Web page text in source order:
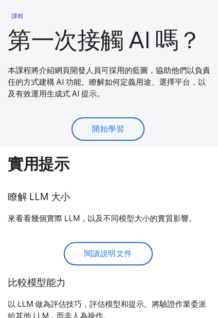
課程
第一次接觸 AI 嗎？
本課程將介紹網頁開發人員可採用的藍圖，協助他們以負責
任的方式建構 AI 功能。瞭解如何定義用途、選擇平台，以
及有效運用生成式 AI 提示。
開始學習
實用提示
瞭解 LLM 大小
來看看幾個實際 LLM，以及不同模型大小的實質影響。
閱讀說明文件
比較模型能力
以 LLM 做為評估技巧，評估模型和提示。將驗證作業委派
給其他 LLM，而非人為操作。